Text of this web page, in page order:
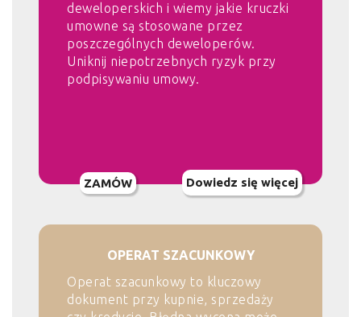
deweloperskich i wiemy jakie kruczki
umowne są stosowane przez
poszczególnych deweloperów.
Uniknij niepotrzebnych ryzyk przy
podpisywaniu umowy.
ZAMÓW Dowiedz się więcej
OPERAT SZACUNKOWY
Operat szacunkowy to kluczowy
dokument przy kupnie, sprzedaży